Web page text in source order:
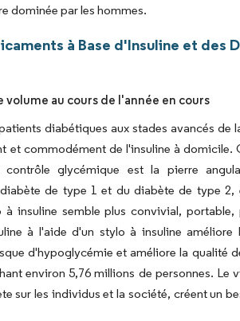
dominée par les hommes.
à Base d'Insuline et des
au cours de l'année en cours
diabétiques aux stades avancés de
commodément de l'insuline à domicile.
glycémique est la pierre
de type 1 et du diabète de type 2,
insuline semble plus convivial,
à l'aide d'un stylo à insuline
d'hypoglycémie et améliore la qualité
environ 5,76 millions de personnes. Le
sur les individus et la société, créent un